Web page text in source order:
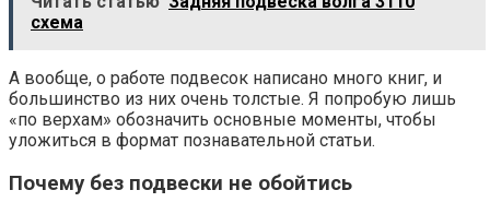
схема
А вообще, о работе подвесок написано много книг, и
большинство из них очень толстые. Я попробую лишь
«по верхам» обозначить основные моменты, чтобы
уложиться в формат познавательной статьи.
Почему без подвески не обойтись